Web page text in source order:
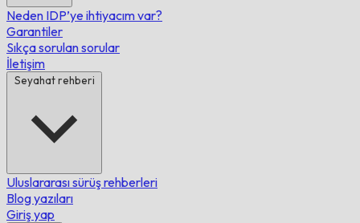
Neden IDP’ye ihtiyacım var?
Garantiler
Sıkça sorulan sorular
İletişim
Seyahat rehberi
Uluslararası sürüş rehberleri
Blog yazıları
Giriş yap